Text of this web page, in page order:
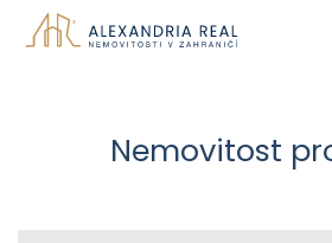
Nemovitost